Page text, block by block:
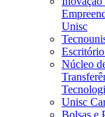
Unisc
Núcleo
Unisc
Bolsas e